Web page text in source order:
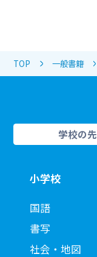
TOP 一般書籍
学校の
小学校
国語
書写
社会・地図